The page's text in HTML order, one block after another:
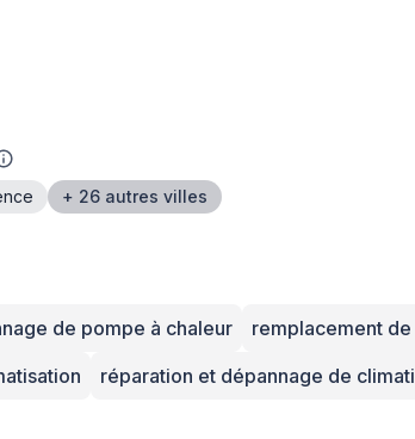
+ 26 autres villes
de pompe à chaleur remplacement
réparation et dépannage de